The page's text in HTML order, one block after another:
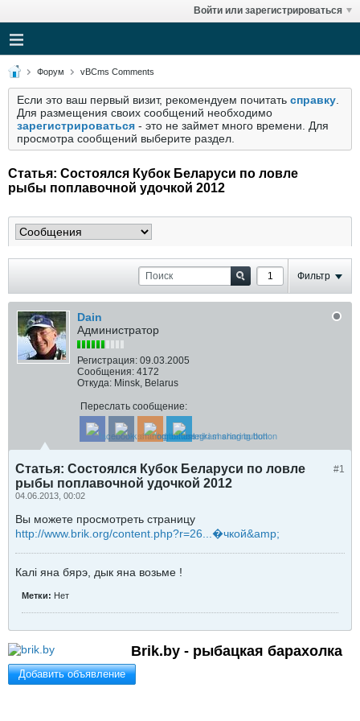
Войти или зарегистрироваться
Форум vBCms Comments
Если это ваш первый визит, рекомендуем почитать справку
Для размещения своих сообщений необходимо
зарегистрироваться - это не займет много времени. Для
просмотра сообщений выберите раздел.
Статья: Состоялся Кубок Беларуси по ловле
рыбы поплавочной удочкой 2012
Фильтр
Dain
Администратор
Регистрация: 09.03.2005
Сообщения: 4172
Откуда: Minsk, Belarus
Переслать сообщение:
#1
Статья: Состоялся Кубок Беларуси по ловле
рыбы поплавочной удочкой 2012
04.06.2013, 00:02
Вы можете просмотреть страницу
http://www.brik.org/content.php?r=26...�чкой&amp;
Калi яна бярэ, дык яна возьме !
Метки: Нет
Brik.by - рыбацкая барахолка
Добавить объявление